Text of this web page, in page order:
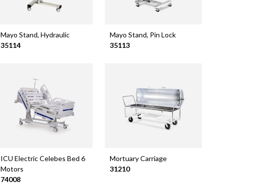
Mayo Stand, Hydraulic
35114
Mayo Stand, Pin Lock
35113
ICU Electric Celebes Bed 6
Motors
74008
Mortuary Carriage
31210